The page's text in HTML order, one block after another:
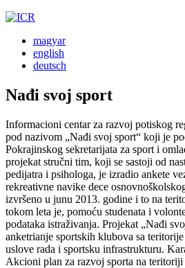
magyar
english
deutsch
Nađi svoj sport
Informacioni centar za razvoj potiskog
pod nazivom „Nađi svoj sport“ koji je
Pokrajinskog sekretarijata za sport i
projekat stručni tim, koji se sastoji od
pedijatra i psihologa, je izradio ankete
rekreativne navike dece
izvršeno u junu 2013. godine i to na
tokom leta je, pomoću studenata i
podataka istraživanja. Projekat „Nađi
anketrianje sportskih klubova sa
uslove rada i sportsku infrastrukturu.
Akcioni plan za razvoj sporta na